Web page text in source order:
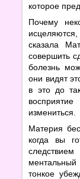
которое
Почему
сказала
совершить
болезнь
они видят
в это до
измениться.
Материя
когда вы
ментальный
тонкое